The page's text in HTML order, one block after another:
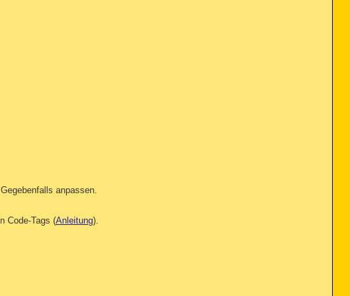
anpassen.
Code-Tags (Anleitung).